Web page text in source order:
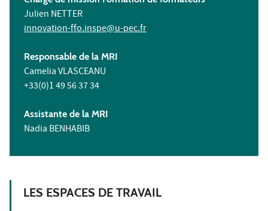
Julien NETTER
innovation-ffo.inspe@u-pec.fr
Responsable de la MRI
Camelia VLASCEANU
+33(0)1 49 56 37 34
Assistante de la MRI
Nadia BENHABIB
LES ESPACES DE TRAVAIL